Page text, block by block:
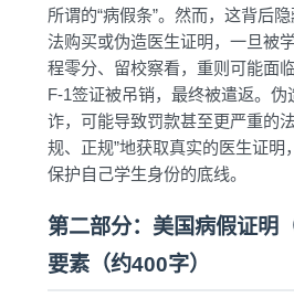
所谓的“病假条”。然而，这背后隐
法购买或伪造医生证明，一旦被
程零分、留校察看，重则可能面
F-1签证被吊销，最终被遣返。
诈，可能导致罚款甚至更严重的
规、正规”地获取真实的医生证
保护自己学生身份的底线。
第二部分：美国病假证明
要素（约400字）